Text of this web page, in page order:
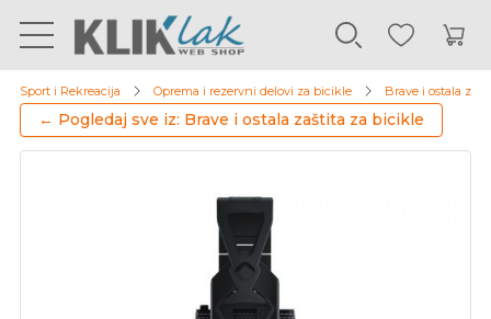
Sport i Rekreacija Oprema i rezervni delovi za bicikle Brave i ostala
← Pogledaj sve iz: Brave i ostala zaštita za bicikle